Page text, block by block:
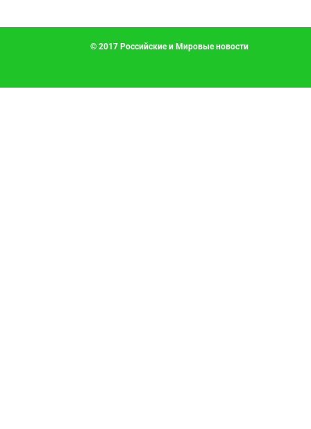
© 2017 Российские и Мировые новости